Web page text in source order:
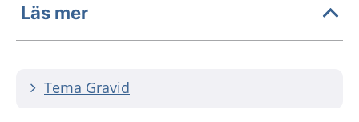
Läs mer
Tema Gravid